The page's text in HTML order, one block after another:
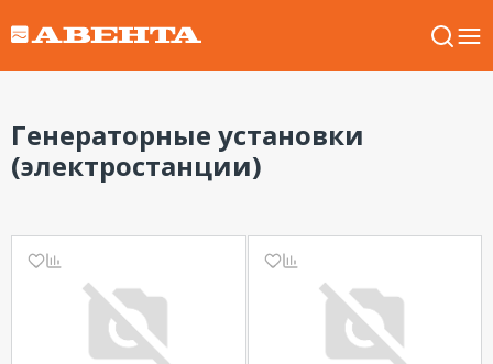
Генераторные установки
(электростанции)